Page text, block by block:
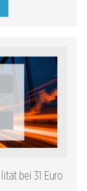
bei 31 Euro